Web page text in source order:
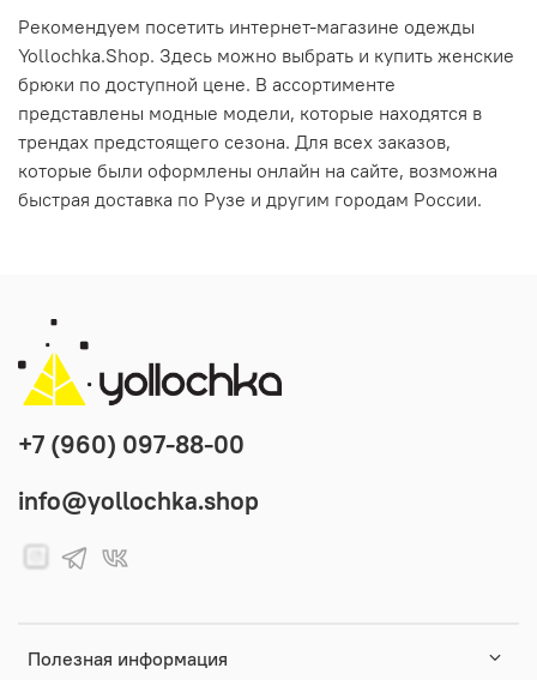
Рекомендуем посетить интернет-магазине одежды
Yollochka.Shop. Здесь можно выбрать и купить женские
брюки по доступной цене. В ассортименте
представлены модные модели, которые находятся в
трендах предстоящего сезона. Для всех заказов,
которые были оформлены онлайн на сайте, возможна
быстрая доставка по Рузе и другим городам России.
Полезная информация
+7 (960) 097-88-00
info@yollochka.shop